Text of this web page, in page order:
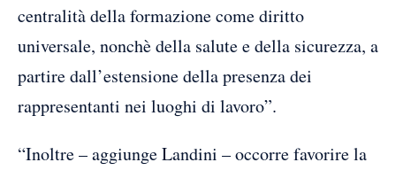
centralità della formazione come diritto
universale, nonchè della salute e della sicurezza, a
partire dall’estensione della presenza dei
rappresentanti nei luoghi di lavoro”.
“Inoltre – aggiunge Landini – occorre favorire la